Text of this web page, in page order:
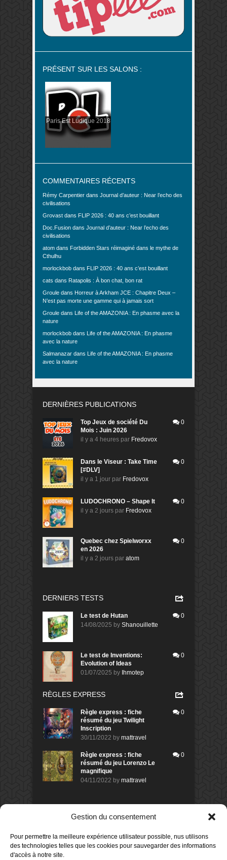
Gestion du consentement
Pour permettre la meilleure expérience utilisateur possible, nus utilisons
des technologies telles que les cookies pour sauvegarder des informations
d'accès à notre site.
PRÉSENT SUR LES SALONS :
Paris Est Ludique 2018
COMMENTAIRES RÉCENTS
Rémy Carpentier dans Journal d’auteur : Near l’echo des
civilisations
Grovast dans FLIP 2026 : 40 ans c’est bouillant
Doc.Fusion dans Journal d’auteur : Near l’echo des
civilisations
atom dans Forbidden Stars réimaginé dans le mythe de
Cthulhu
morlockbob dans FLIP 2026 : 40 ans c’est bouillant
cats dans Ratapolis : À bon chat, bon rat
Groule dans Horreur à Arkham JCE : Chapitre Deux –
N’est pas morte une gamme qui à jamais sort
Groule dans Life of the AMAZONIA : En phasme avec la
nature
morlockbob dans Life of the AMAZONIA : En phasme
avec la nature
Salmanazar dans Life of the AMAZONIA : En phasme
avec la nature
DERNIÈRES PUBLICATIONS
Top Jeux de société Du
Mois : Juin 2026
il y a 4 heures par Fredovox
0
Dans le Viseur : Take Time
[#DLV]
il y a 1 jour par Fredovox
0
LUDOCHRONO – Shape It
il y a 2 jours par Fredovox
0
Quebec chez Spielworxx
en 2026
il y a 2 jours par atom
0
DERNIERS TESTS
Le test de Hutan
14/08/2025 by Shanouillette
0
Le test de Inventions:
Evolution of Ideas
01/07/2025 by Ihmotep
0
RÈGLES EXPRESS
Règle express : fiche
résumé du jeu Twilight
Inscription
30/11/2022 by mattravel
0
Règle express : fiche
résumé du jeu Lorenzo Le
magnifique
04/11/2022 by mattravel
0
DERNIERS AVIS DES MEMBRES
Avis de
Sur le jeu Collect!
il y a 1 jour